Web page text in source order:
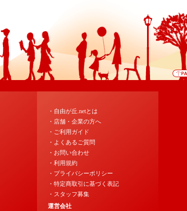
・自由が丘.netとは
・店舗・企業の方へ
・ご利用ガイド
・よくあるご質問
・お問い合わせ
・利用規約
・プライバシーポリシー
・特定商取引に基づく表記
・スタッフ募集
運営会社